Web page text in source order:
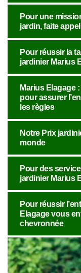
Pour une
jardin, faite
Pour réussir la
jardinier Marius
Marius Elagage
pour assurer
les règles
Notre Prix
monde
Pour des
jardinier Marius
Pour réussir
Elagage vous
chevronnée